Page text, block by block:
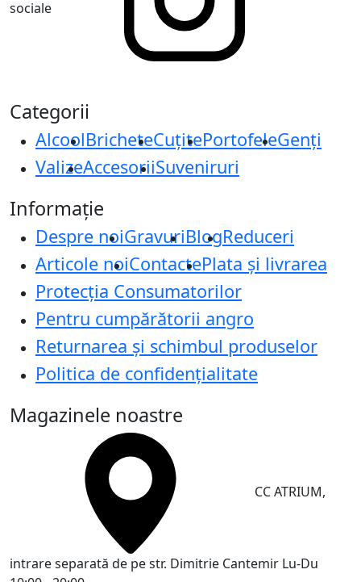
sociale
Categorii
AlcoolBricheteCuțitePortofeleGenți
ValizeAccesoriiSuveniruri
Informație
Despre noiGravuriBlogReduceri
Articole noiContactePlata și livrarea
Protecţia Consumatorilor
Pentru cumpărătorii angro
Returnarea și schimbul produselor
Politica de confidențialitate
Magazinele noastre
CC ATRIUM,
intrare separată de pe str. Dimitrie Cantemir Lu-Du